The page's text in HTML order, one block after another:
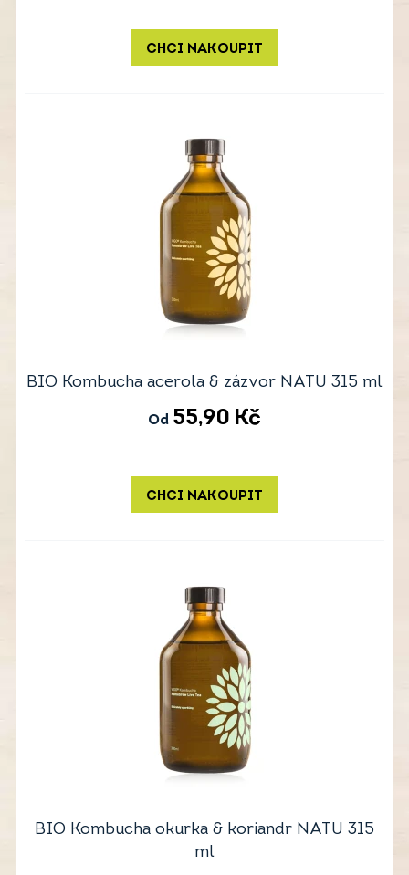
CHCI NAKOUPIT
BIO Kombucha acerola & zázvor NATU 315 ml
Od 55,90 Kč
CHCI NAKOUPIT
BIO Kombucha okurka & koriandr NATU 315
ml